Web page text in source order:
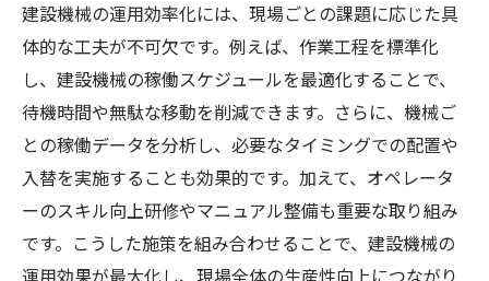
建設機械の運用効率化には、現場ごとの課題に応じた具
体的な工夫が不可欠です。例えば、作業工程を標準化
し、建設機械の稼働スケジュールを最適化することで、
待機時間や無駄な移動を削減できます。さらに、機械ご
との稼働データを分析し、必要なタイミングでの配置や
入替を実施することも効果的です。加えて、オペレータ
ーのスキル向上研修やマニュアル整備も重要な取り組み
です。こうした施策を組み合わせることで、建設機械の
運用効果が最大化し、現場全体の生産性向上につながり